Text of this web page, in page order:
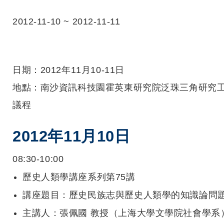
2012-11-10 ~ 2012-11-11
日期： 2012年11 月 10-11 日
地點：南沙資訊科技園霍英東研究院泛珠三角研究
議程
2012年11月 10 日
08:30-10:00
歷史人類學講座系列第75講
講座題目：歷史民族志與歷史人類學的知識論問
主講人：張佩國 教授（上海大學文學院社會學系